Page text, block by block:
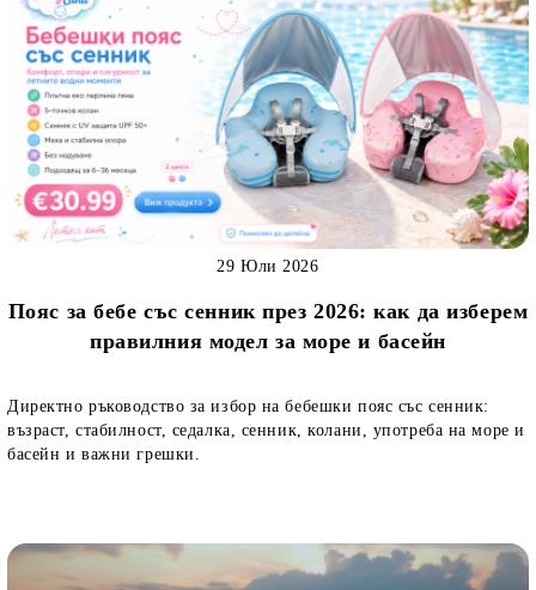
Пояс за бебе със сенник през 2026: как да изберем
правилния модел за море и басейн
29 Юли 2026
Директно ръководство за избор на бебешки пояс със сенник:
възраст, стабилност, седалка, сенник, колани, употреба на море и
басейн и важни грешки.